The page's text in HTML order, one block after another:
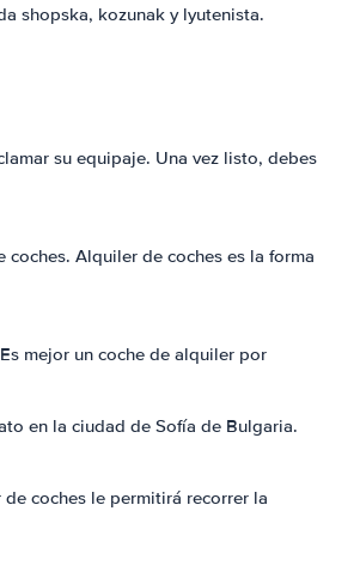
shopska, kozunak y lyutenista.
su equipaje. Una vez listo, debes
Alquiler de coches es la forma
mejor un coche de alquiler por
en la ciudad de Sofía de Bulgaria.
coches le permitirá recorrer la